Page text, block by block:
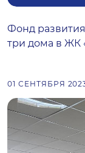
Фонд
три дома в ЖК
01 СЕНТЯБРЯ